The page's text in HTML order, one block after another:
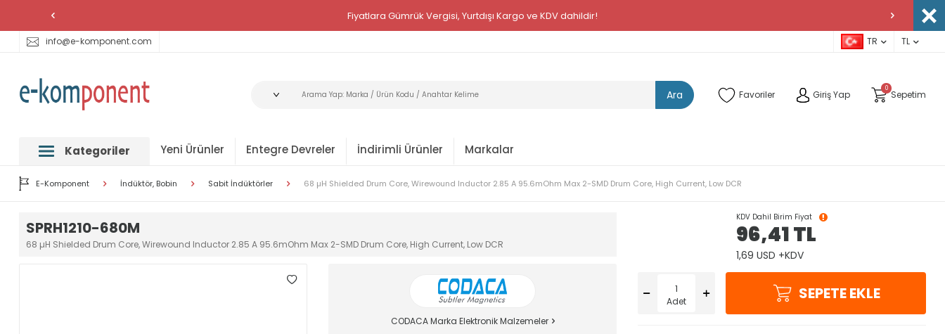
Fiyatlara Gümrük Vergisi, Yurtdışı Kargo ve KDV dahildir!
info@e-komponent.com TR TL
Ara Favoriler Giriş Yap
0
Sepetim
Kategoriler Yeni Ürünler Entegre Devreler İndirimli Ürünler Markalar
E-Komponent İndüktör, Bobin Sabit İndüktörler 68 µH Shielded Drum Core, Wirewound Inductor 2.85 A 95.6mOhm Max 2-SMD Drum Core, High Current, Low DCR
SPRH1210-680M
68 µH Shielded Drum Core, Wirewound Inductor 2.85 A 95.6mOhm Max 2-SMD Drum Core, High Current, Low DCR
CODACA Marka Elektronik Malzemeler
KDV Dahil Birim Fiyat
96,41TL
1,69 USD +KDV
Adet SEPETE EKLE